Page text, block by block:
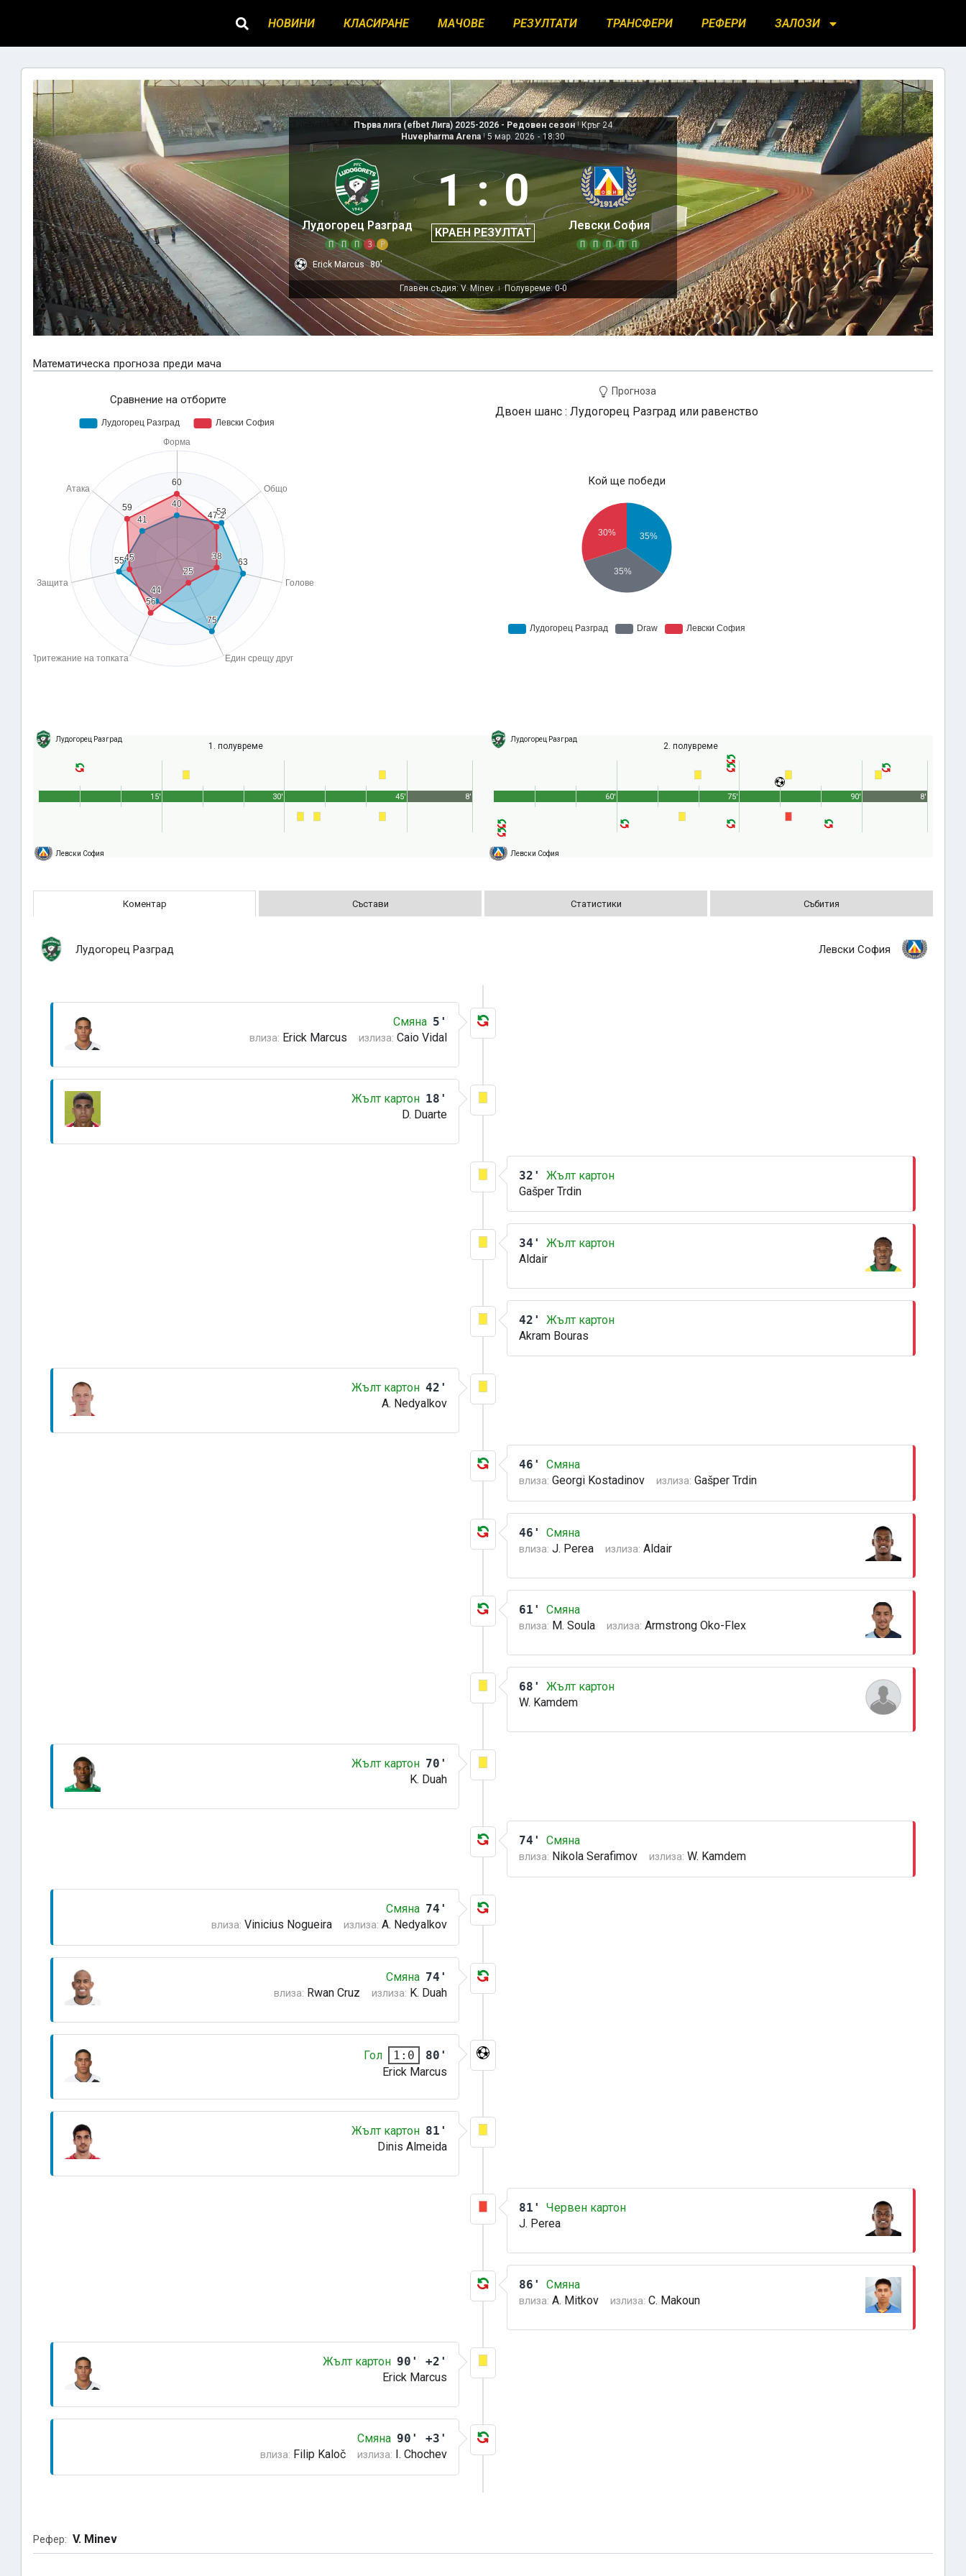
НОВИНИ КЛАСИРАНЕ МАЧОВЕ РЕЗУЛТАТИ ТРАНСФЕРИ РЕФЕРИ ЗАЛОЗИ
Първа лига (efbet Лига) 2025-2026 - Редовен сезон | Кръг 24
Huvepharma Arena | 5 мар. 2026 - 18:30
Лудогорец Разград
П П П З Р
1 : 0
КРАЕН РЕЗУЛТАТ Левски София
П П П П
П
Erick Marcus 80'
Главен съдия: V. Minev | Полувреме: 0-0
Математическа прогноза преди мача
Сравнение на отборите
Прогноза
Двоен шанс : Лудогорец Разград или равенство
Кой ще победи
Лудогорец Разград
1. полувреме
Левски София
45'
15' 30' 8'
Лудогорец Разград
2. полувреме
Левски София
90'
60' 75' 8'
Коментар Състави Статистики Събития
Лудогорец Разград Левски София
Смяна 5'
влиза: Erick Marcus излиза: Caio Vidal
Жълт картон 18'
D. Duarte
32'
Жълт картон
Gašper Trdin
34'
Жълт картон
Aldair
42'
Жълт картон
Akram Bouras
Жълт картон 42'
A. Nedyalkov
46' Смяна
влиза: Georgi Kostadinov излиза: Gašper Trdin
46' Смяна
влиза: J. Perea излиза: Aldair
61' Смяна
влиза: M. Soula излиза: Armstrong Oko-Flex
68'
Жълт картон
W. Kamdem
Жълт картон 70'
K. Duah
74' Смяна
влиза: Nikola Serafimov излиза: W. Kamdem
Смяна 74'
влиза: Vinicius Nogueira излиза: A. Nedyalkov
Смяна 74'
влиза: Rwan Cruz излиза: K. Duah
Гол 1:0
80'
Erick Marcus
Жълт картон 81'
Dinis Almeida
81'
Червен картон
J. Perea
86' Смяна
влиза: A. Mitkov излиза: C. Makoun
Жълт картон 90' +2'
Erick Marcus
Смяна 90' +3'
влиза: Filip Kaloč излиза: I. Chochev
Рефер: V. Minev